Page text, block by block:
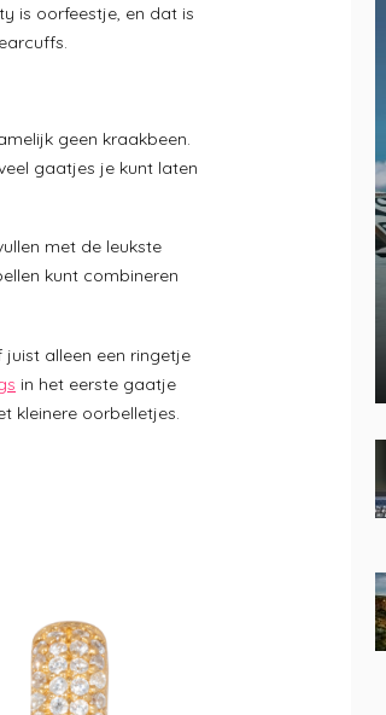
is oorfeestje, en dat is
geen kraakbeen.
gaatjes je kunt laten
met de leukste
kunt combineren
alleen een ringetje
in het eerste gaatje
kleinere oorbelletjes.